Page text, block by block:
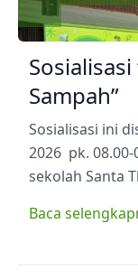
Sampah”
Sosialisasi ini
2026 pk.
sekolah Santa
Baca